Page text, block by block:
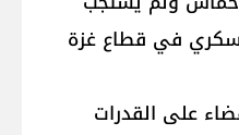
في قطاع غزة
على القدرات